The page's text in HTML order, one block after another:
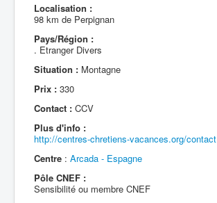
Localisation :
98 km de Perpignan
Pays/Région :
. Etranger Divers
Situation : Montagne
Prix : 330
Contact : CCV
Plus d'info :
http://centres-chretiens-vacances.org/contact
Centre : Arcada - Espagne
Pôle CNEF :
Sensibilité ou membre CNEF